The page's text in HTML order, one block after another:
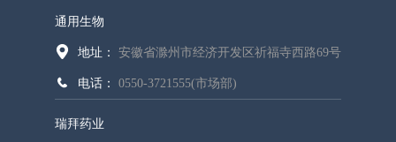
通用生物
地址： 安徽省滁州市经济开发区祈福寺西路69号
电话： 0550-3721555(市场部)
瑞拜药业